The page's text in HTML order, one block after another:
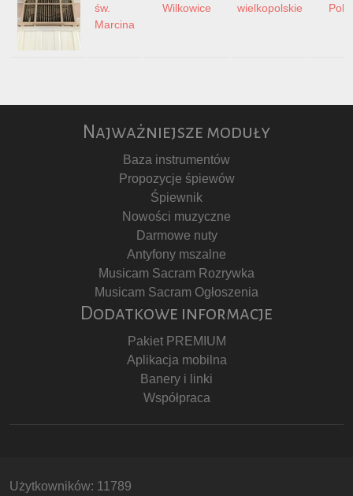
św.
Marcina
Wilkowice wielkopolskie
Najważniejsze moduły
Baza instrumentów
Propozycje śpiewów
Śpiewnik
Nowości muzyczne
Darmowe nuty
Antyfony mszalne
Musicam Sacram Rozrywka
Musicam Sacram Ogłoszenia
Dodatkowe informacje
Pakiet PREMIUM
Aplikacja mobilna
Banery i linki
Współpraca
Użytkowników: 11789